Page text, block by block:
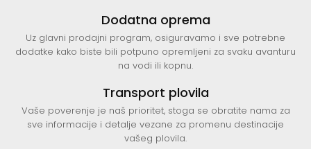
Dodatna oprema
Uz glavni prodajni program, osiguravamo i sve potrebne
dodatke kako biste bili potpuno opremljeni za svaku avanturu
na vodi ili kopnu.
Transport plovila
Vaše poverenje je naš prioritet, stoga se obratite nama za
sve informacije i detalje vezane za promenu destinacije
vašeg plovila.